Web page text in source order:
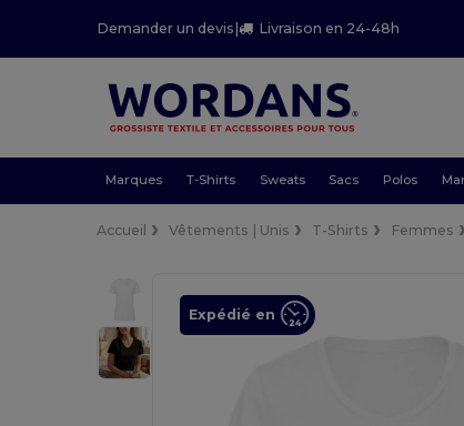
Demander un devis | Livraison en 24-48h
Marques T-Shirts Sweats Sacs Polos
Accueil Vêtements | Unis T-Shirts Femmes
Expédié en